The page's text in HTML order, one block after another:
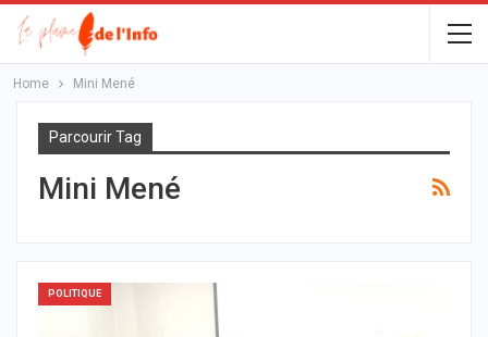
Home Mini Mené
Parcourir Tag
Mini Mené
POLITIQUE